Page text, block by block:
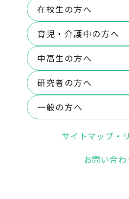
在校生の方へ
育児・介護中の方へ
中高生の方へ
研究者の方へ
一般の方へ
サイトマップ・
お問い合